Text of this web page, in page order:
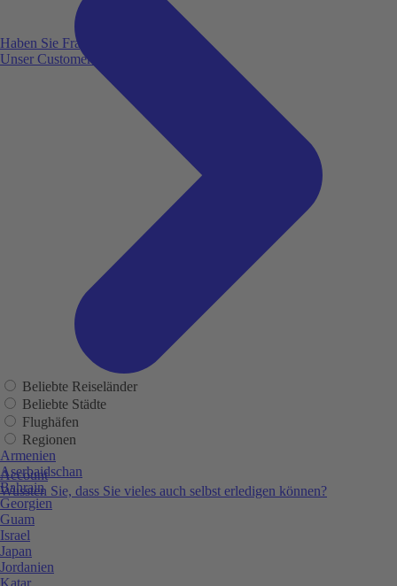
Haben Sie Fragen?
Unser Customer Service ist für Sie da!
Account
Wussten Sie, dass Sie vieles auch selbst erledigen können?
Beliebte Reiseländer
Beliebte Städte
Flughäfen
Regionen
Armenien
Aserbaidschan
Bahrain
Georgien
Guam
Israel
Japan
Jordanien
Katar